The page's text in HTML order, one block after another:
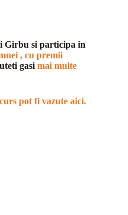
Girbu si participa in
, cu premii
gasi mai multe
pot fi vazute aici.